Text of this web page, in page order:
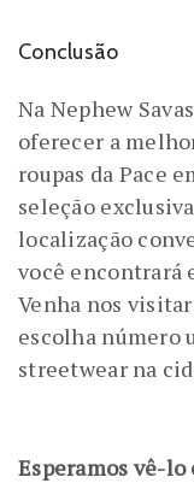
Conclusão
Na Nephew
oferecer a
roupas da Pace
seleção
localização
você encontrará
Venha nos
escolha número
streetwear na
Esperamos vê-lo